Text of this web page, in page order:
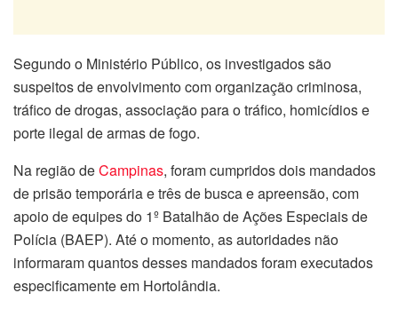
Segundo o Ministério Público, os investigados são
suspeitos de envolvimento com organização criminosa,
tráfico de drogas, associação para o tráfico, homicídios e
porte ilegal de armas de fogo.
Na região deCampinas, foram cumpridos dois mandados
de prisão temporária e três de busca e apreensão, com
apoio de equipes do 1º Batalhão de Ações Especiais de
Polícia (BAEP). Até o momento, as autoridades não
informaram quantos desses mandados foram executados
especificamente em Hortolândia.